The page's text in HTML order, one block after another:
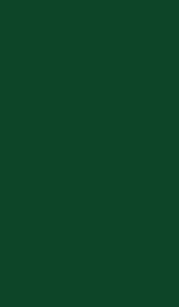
в сплошную неделю. Ещё раз:
две мясопустные, третья –
С чем я приду?
что время воздержания – это
к Пасхе, а к Небесному Царству!
я туда хочу, но я забыл. И я
а потом начать с ним борьбу.